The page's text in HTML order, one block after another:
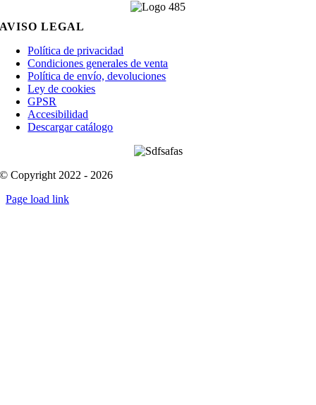
AVISO LEGAL
Política de privacidad
Condiciones generales de venta
Política de envío, devoluciones
Ley de cookies
GPSR
Accesibilidad
Descargar catálogo
© Copyright 2022 - 2026
Page load link